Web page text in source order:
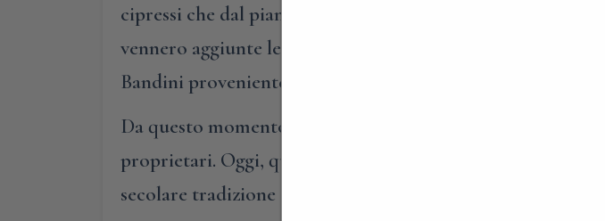
cipressi che dal pian di Cascina conduce alla villa
vennero aggiunte le scale esterne con la chiusura del
Bandini proveniente dal palazzo di Firenze, venne cinto con
Da questo momento storico la villa è rimasta intatta nel
proprietari. Oggi, questa tenuta agricola produce anche
secolare tradizione del luogo.